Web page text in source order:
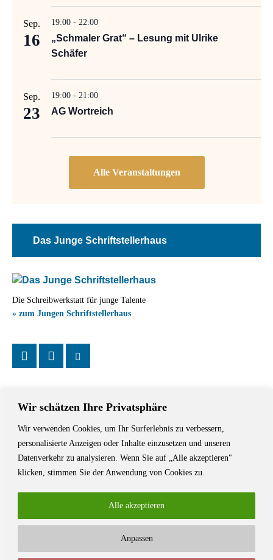
Wir schätzen Ihre Privatsphäre
Wir verwenden Cookies, um Ihr Surferlebnis zu verbessern,
personalisierte Anzeigen oder Inhalte einzusetzen und unseren
Datenverkehr zu analysieren. Wenn Sie auf „Alle akzeptieren"
klicken, stimmen Sie der Anwendung von Cookies zu.
Anpassen
Alle akzeptieren
Sep.
16
19:00 - 22:00
„Schmaler Grat“ – Lesung mit Ulrike
Schäfer
Sep.
23
19:00 - 21:00
AG Wortreich
Das Junge Schriftstellerhaus
Die Schreibwerkstatt für junge Talente
» zum Jungen Schriftstellerhaus
Das Schriftstellerhaus ist ein beliebter Treffpunkt für Autorinnen und
Autoren aus Stuttgart und der Region sowie ein Veranstaltungsort für
Lesungen, Tagungen und Schreibwerkstätten.